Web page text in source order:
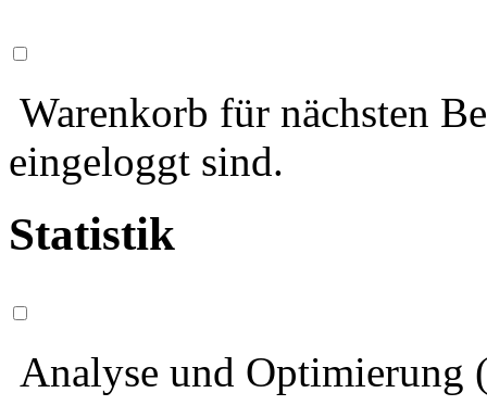
Warenkorb für nächsten
eingeloggt sind.
Statistik
Analyse und Optimierung